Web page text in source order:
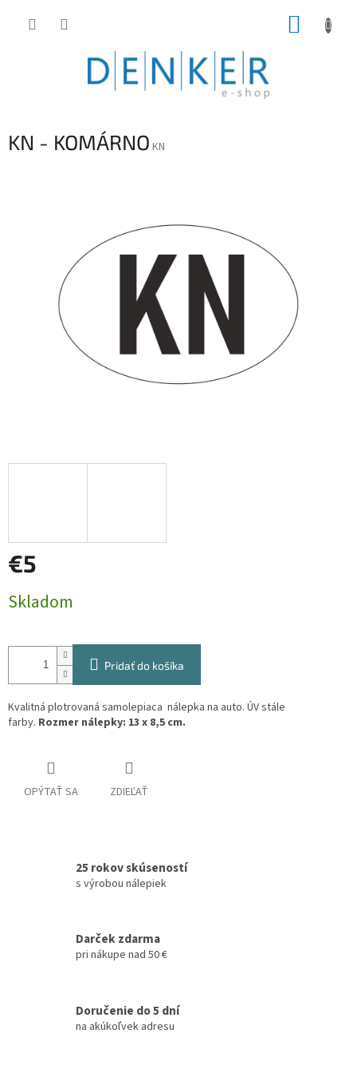
KN - KOMÁRNO KN
€5
cena:
Skladom
Pridať do košíka
Kvalitná plotrovaná samolepiaca nálepka na auto. ÚV stále
farby. Rozmer nálepky: 13 x 8,5 cm.
OPÝTAŤ SA ZDIEĽAŤ
25 rokov skúseností
s výrobou nálepiek
Darček zdarma
pri nákupe nad 50 €
Doručenie do 5 dní
na akúkoľvek adresu